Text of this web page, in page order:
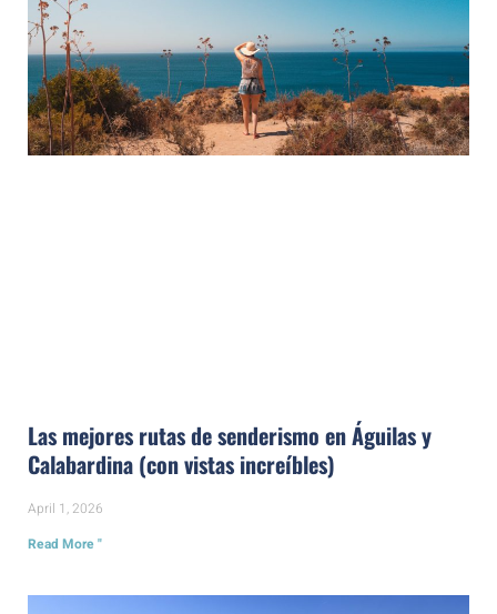
Las mejores rutas de senderismo en Águilas y
Calabardina (con vistas increíbles)
April 1, 2026
Read More "